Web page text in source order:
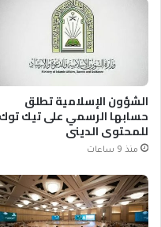
الشؤون الإسلامية تطلق
حسابها الرسمي على تيك توك
للمحتوى الديني
منذ 9 ساعات